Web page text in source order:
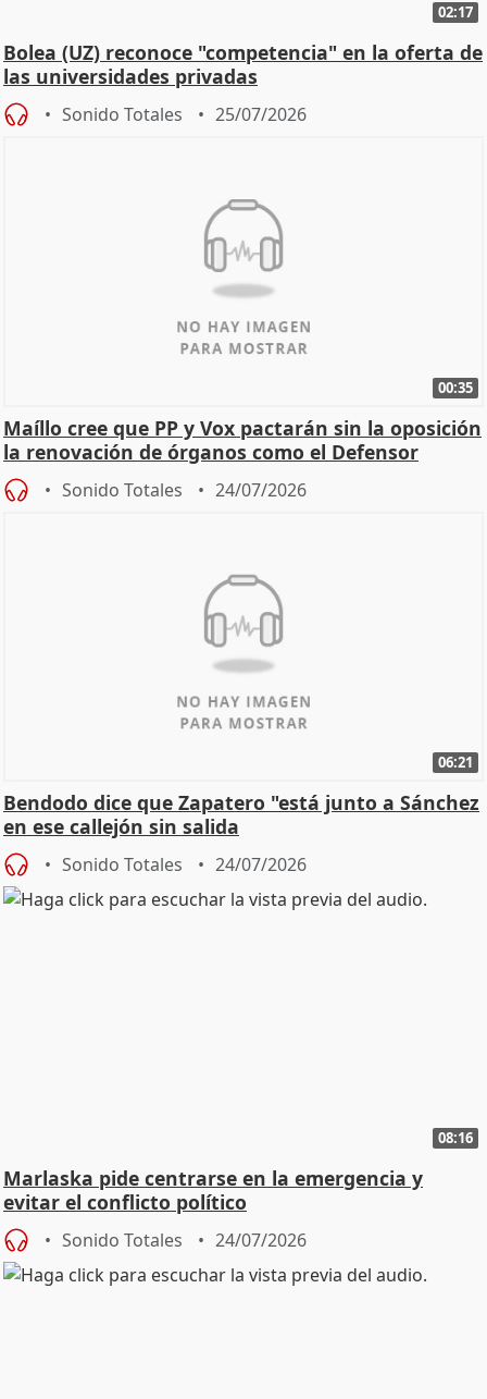
02:17
Bolea (UZ) reconoce "competencia" en la oferta de
las universidades privadas
Sonido Totales 25/07/2026
00:35
Maíllo cree que PP y Vox pactarán sin la oposición
la renovación de órganos como el Defensor
Sonido Totales 24/07/2026
06:21
Bendodo dice que Zapatero "está junto a Sánchez
en ese callejón sin salida
Sonido Totales 24/07/2026
08:16
Marlaska pide centrarse en la emergencia y
evitar el conflicto político
Sonido Totales 24/07/2026